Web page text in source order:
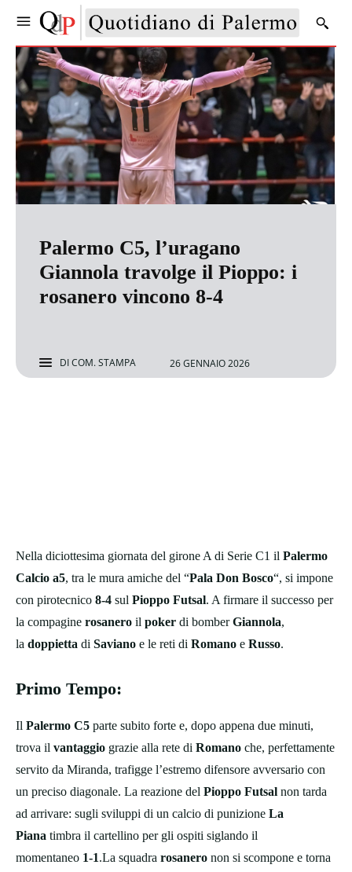
Palermo C5, l’uragano
Giannola travolge il Pioppo: i
rosanero vincono 8-4
DICOM. STAMPA 26 GENNAIO 2026
Nella diciottesima giornata del girone A di Serie C1 il Palermo
Calcio a5, tra le mura amiche del “Pala Don Bosco“, si impone
con pirotecnico 8-4 sul Pioppo Futsal. A firmare il successo per
la compagine rosanero il poker di bomberGiannola,
la doppietta di Saviano e le reti di Romano e Russo.
Primo Tempo:
Il Palermo C5 parte subito forte e, dopo appena due minuti,
trova il vantaggio grazie alla rete di Romano che, perfettamente
servito da Miranda, trafigge l’estremo difensore avversario con
un preciso diagonale. La reazione del Pioppo Futsal non tarda
ad arrivare: sugli sviluppi di un calcio di punizione La
Piana timbra il cartellino per gli ospiti siglando il
momentaneo 1-1.La squadra rosanero non si scompone e torna